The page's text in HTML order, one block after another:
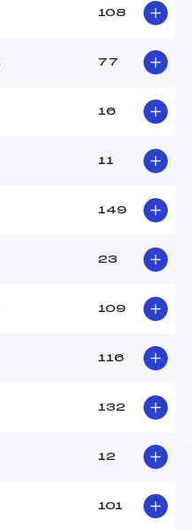
108
77
16
11
149
23
109
116
132
12
101